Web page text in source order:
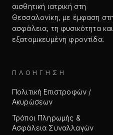
αισθητική ιατρική στη
Θεσσαλονίκη, με έμφαση
ασφάλεια, τη φυσικότητα
εξατομικευμένη φροντίδα.
ΠΛΟΉΓΗΣΗ
Πολιτική Επιστροφών /
Ακυρώσεων
Τρόποι Πληρωμής &
Ασφάλεια Συναλλαγών